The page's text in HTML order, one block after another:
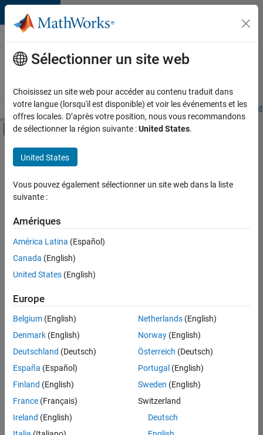
Passer au contenu
Votre
carrière
chez
Accueil Explorer nos opportunités Adresses de nos bureaux
Activer/désactiver l'affichage du menu
Contenu principal
FILTRER PAR
Support avancé
Applications et outils commerciaux
Ingénierie de la qualité
Enregistrer
sélectionnées
Les
descriptions
poste
n’ont
pas
été
Sélectionner un site web
Choisissez un site web pour accéder au contenu traduit dans
votre langue (lorsqu'il est disponible) et voir les événements et les
offres locales. D’après votre position, nous vous recommandons
de sélectionner la région suivante :United States.
United States
Vous pouvez également sélectionner un site web dans la liste
suivante :
Amériques
América Latina (Español)
Canada (English)
United States (English)
Europe
Belgium (English)
Denmark (English)
Deutschland (Deutsch)
España (Español)
Finland (English)
France (Français)
Ireland (English)
Netherlands(English)
Norway(English)
Österreich (Deutsch)
Portugal (English)
Sweden (English)
Switzerland
Deutsch